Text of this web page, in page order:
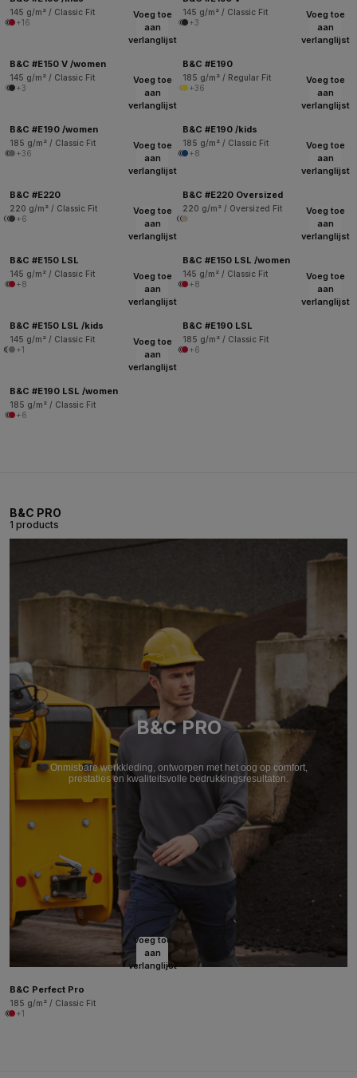
145 g/m² / Classic Fit
+16
145 g/m² / Classic Fit
+3
Voeg toe
aan
verlanglijst
B&C #E150 V /women
145 g/m² / Classic Fit
+3
Voeg toe
aan
verlanglijst
B&C #E190
185 g/m² / Regular Fit
+36
Voeg toe
aan
verlanglijst
B&C #E190 /women
185 g/m² / Classic Fit
+36
Voeg toe
aan
verlanglijst
B&C #E190 /kids
185 g/m² / Classic Fit
+8
Voeg toe
aan
verlanglijst
B&C #E220
220 g/m² / Classic Fit
+6
Voeg toe
aan
verlanglijst
B&C #E220 Oversized
220 g/m² / Oversized Fit
Voeg toe
aan
verlanglijst
B&C #E150 LSL
145 g/m² / Classic Fit
+8
Voeg toe
aan
verlanglijst
B&C #E150 LSL /women
145 g/m² / Classic Fit
+8
Voeg toe
aan
verlanglijst
B&C #E150 LSL /kids
145 g/m² / Classic Fit
+1
Voeg toe
aan
verlanglijst
B&C #E190 LSL
185 g/m² / Classic Fit
+6
Voeg toe
aan
verlanglijst
B&C #E190 LSL /women
185 g/m² / Classic Fit
+6
B&C PRO
1 products
B&C PRO
Onmisbare werkkleding, ontworpen met het oog op comfort,
prestaties en kwaliteitsvolle bedrukkingsresultaten.
Voeg toe
aan
verlanglijst
B&C Perfect Pro
185 g/m² / Classic Fit
+1